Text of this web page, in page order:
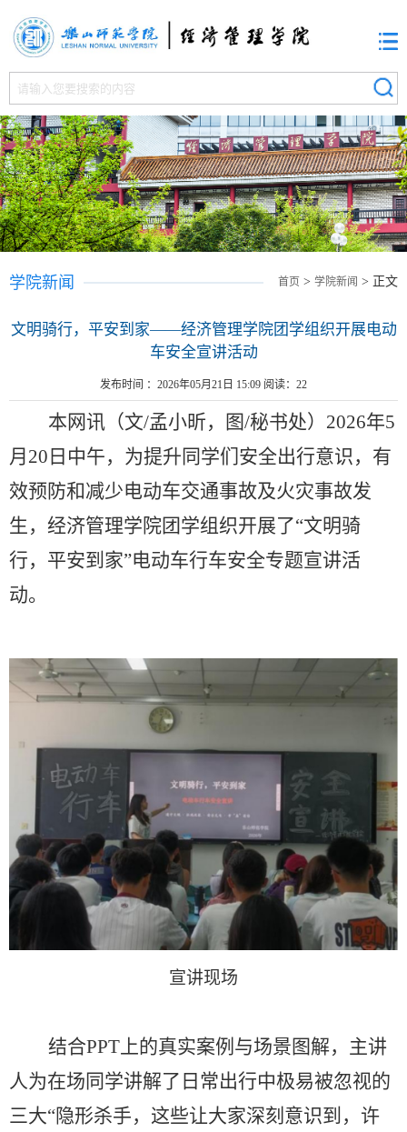
首页 > 学院新闻 > 正文
学院新闻
文明骑行，平安到家——经济管理学院团学组织开展电动
车安全宣讲活动
发布时间 ：2026年05月21日 15:09 阅读： 22
本网讯（文/孟小昕，图/秘书处）2026年5
月20日中午， 为提升同学们安全出行意识，有
效预防和减少电动车交通事故及火灾事故发
生， 经济管理学院团学组织开展了“文明骑
行，平安到家”电动车行车安全专题宣讲活
动。
宣讲现场
结合PPT上的真实案例与场景图解，主讲
人为在场同学讲解了日常出行中极易被忽视的
三大“隐形杀手，这些让大家深刻意识到，许